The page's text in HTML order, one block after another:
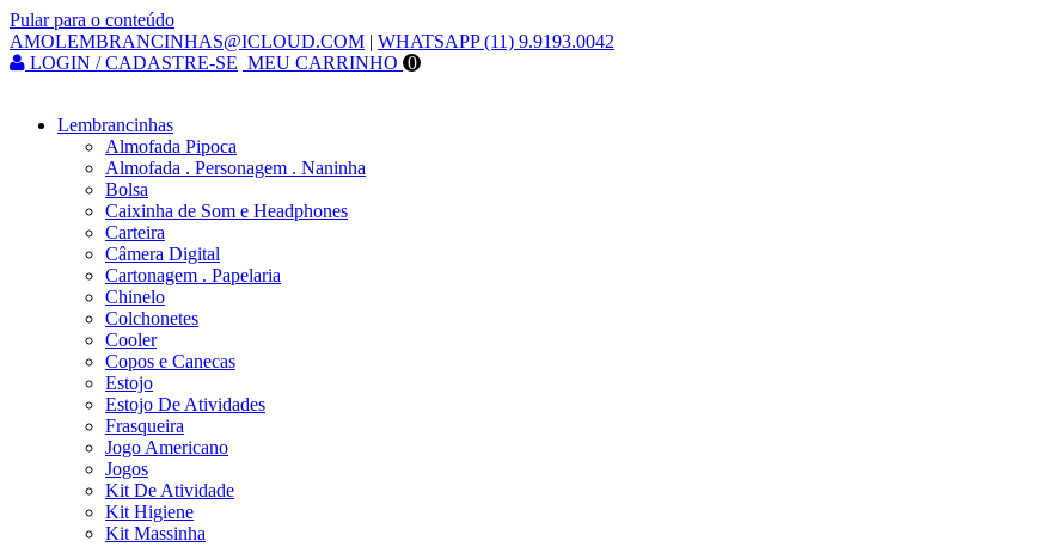
Pular para o conteúdo
AMOLEMBRANCINHAS@ICLOUD.COM | WHATSAPP (11) 9.9193.0042
LOGIN / CADASTRE-SE MEU CARRINHO 0
Lembrancinhas
Almofada Pipoca
Almofada . Personagem . Naninha
Bolsa
Caixinha de Som e Headphones
Carteira
Câmera Digital
Cartonagem . Papelaria
Chinelo
Colchonetes
Cooler
Copos e Canecas
Estojo
Estojo De Atividades
Frasqueira
Jogo Americano
Jogos
Kit De Atividade
Kit Higiene
Kit Massinha